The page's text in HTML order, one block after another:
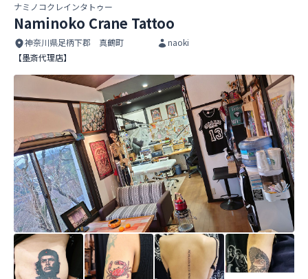
ナミノコクレインタトゥー
Naminoko Crane Tattoo
神奈川県足柄下郡 真鶴町
naoki
【墨斎代理店】
Naminoko Crane Tattoo